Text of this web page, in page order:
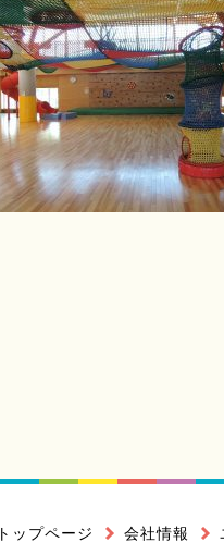
子供たちの笑顔
企業理念
公園機器事
遊具
トップページ 会社情報